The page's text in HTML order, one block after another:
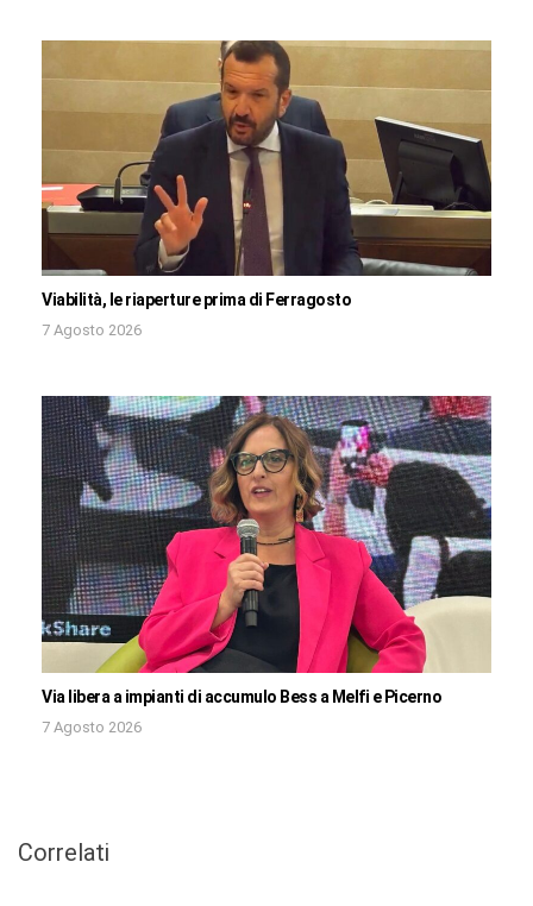
Viabilità, le riaperture prima di Ferragosto
7 Agosto 2026
Via libera a impianti di accumulo Bess a Melfi e Picerno
7 Agosto 2026
Correlati